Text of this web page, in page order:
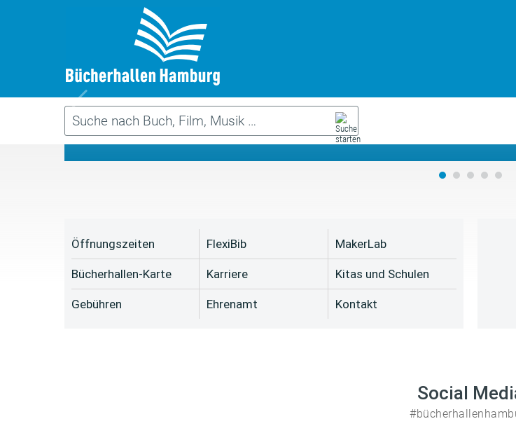
Das neue
Öffnungszeiten
Bücherhallen-Karte
Gebühren
FlexiBib
Karriere
Ehrenamt
MakerLab
Kitas und Schulen
Kontakt
Social